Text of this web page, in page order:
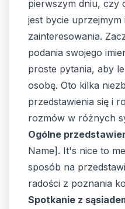
pierwszym dniu, czy
jest bycie uprzejmym
zainteresowania.
podania swojego
proste pytania, aby
osobę. Oto kilka
przedstawienia się i
rozmów w różnych
Ogólne
Name]. It's nice to
sposób na
radości z poznania
Spotkanie z